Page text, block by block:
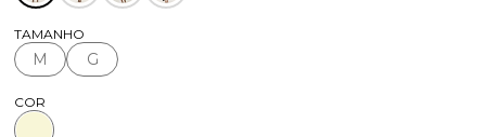
TAMANHO
M G
COR